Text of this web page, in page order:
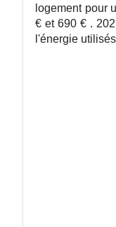
logement pour
€ et 690 € .
l'énergie